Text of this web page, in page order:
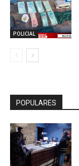
POLICIAL
POPULARES